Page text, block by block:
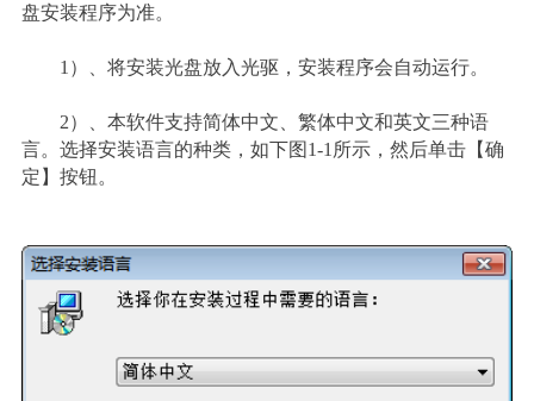
盘安装程序为准。
1 ） 、将安装光盘放入光驱，安装程序会自动运行。
2）
、本软件支持简体中文、繁体中文和英文三种语
言。选择安装语言的种类，如下图1-1所示，然后单击【确
定】按钮。